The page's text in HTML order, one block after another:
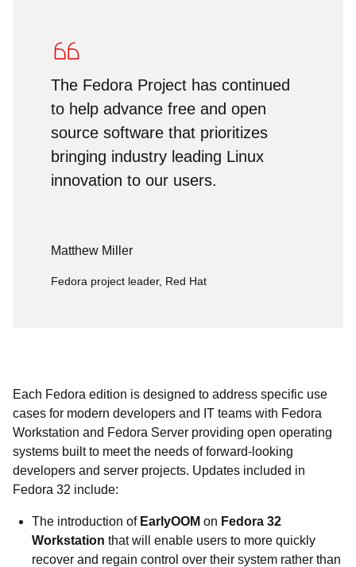
The Fedora Project has continued
to help advance free and open
source software that prioritizes
bringing industry leading Linux
innovation to our users.
Matthew Miller
Fedora project leader, Red Hat
Each Fedora edition is designed to address specific use
cases for modern developers and IT teams with Fedora
Workstation and Fedora Server providing open operating
systems built to meet the needs of forward-looking
developers and server projects. Updates included in
Fedora 32 include:
The introduction of EarlyOOM on Fedora 32
Workstation that will enable users to more quickly
recover and regain control over their system rather than